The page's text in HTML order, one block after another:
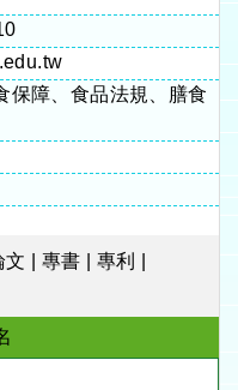
保障、食品法規、膳食
文 專書 專利